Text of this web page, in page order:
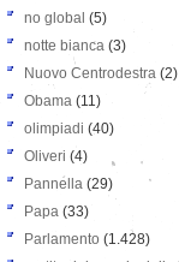
no global (5)
notte bianca (3)
Nuovo Centrodestra (2)
Obama (11)
olimpiadi (40)
Oliveri (4)
Pannella (29)
Papa (33)
Parlamento (1.428)